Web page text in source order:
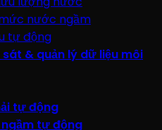
nước ngầm
tự động
& quản lý dữ liệu môi
tự động
tự động